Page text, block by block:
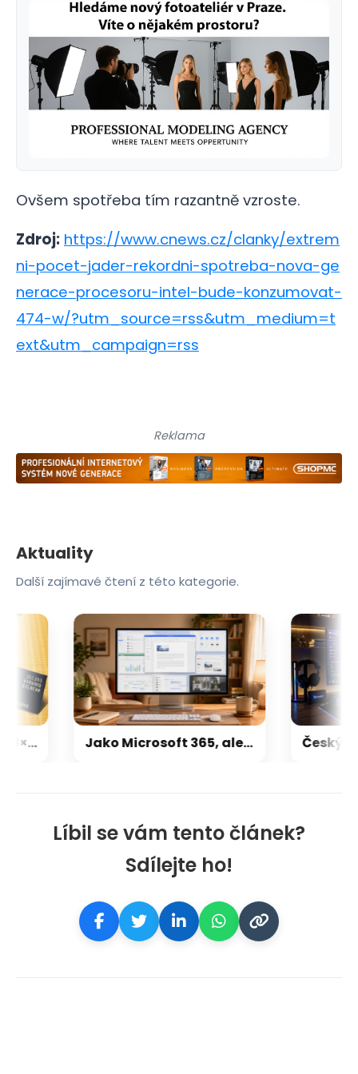
Ovšem spotřeba tím razantně vzroste.
Zdroj: https://www.cnews.cz/clanky/extrem
ni-pocet-jader-rekordni-spotreba-nova-ge
nerace-procesoru-intel-bude-konzumovat-
474-w/?utm_source=rss&utm_medium=t
ext&utm_campaign=rss
Líbil se vám tento článek?
Sdílejte ho!
Reklama
Aktuality
Další zajímavé čtení z této kategorie.
Výrobci pamětí mají 8× vyšší tržby než před rokem. Kdo má největší tržní podíl, a kolik trhu už zabrala Čína? Jako Microsoft 365, ale čtyřikrát levnější a z Česka. IceWarp nabízí kancelářské balíky a cloud od 34 korun